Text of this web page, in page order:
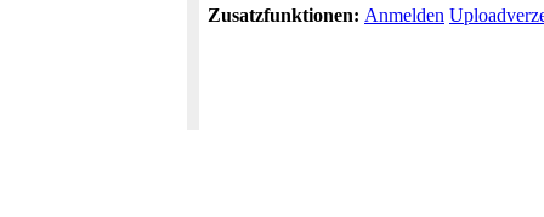
Zusatzfunktionen: Anmelden